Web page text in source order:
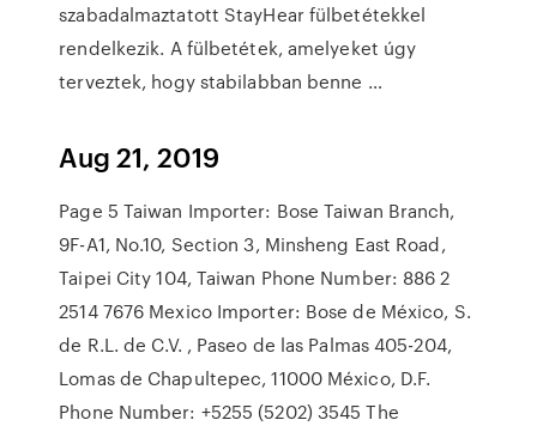
szabadalmaztatott StayHear fülbetétekkel
rendelkezik. A fülbetétek, amelyeket úgy
terveztek, hogy stabilabban benne …
Aug 21, 2019
Page 5 Taiwan Importer: Bose Taiwan Branch,
9F-A1, No.10, Section 3, Minsheng East Road,
Taipei City 104, Taiwan Phone Number: 886 2
2514 7676 Mexico Importer: Bose de México, S.
de R.L. de C.V. , Paseo de las Palmas 405-204,
Lomas de Chapultepec, 11000 México, D.F.
Phone Number: +5255 (5202) 3545 The